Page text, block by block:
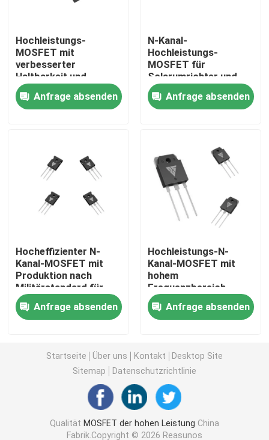
Neuigkeiten
Bitte um ein Angebot
Siliziumkarbid-MOSFET
MOSFET mit Superverbindung
Hochspannungs-MOSFET
Niederspannungs-MOSFET
IGBT mit hoher Leistung
Schottky-Sperrschichtdioden
Halbleiter mit hoher Leistung
Hochleistungs-
MOSFET mit
verbesserter
Haltbarkeit und
thermischer
Beständigkeit für
Anwendungen mit N-
Anfrage absenden
N-Kanal-
Hochleistungs-
MOSFET für
Solarumrichter und
Anfrage absenden
Hocheffizienter N-
Kanal-MOSFET mit
Produktion nach
Militärstandard für
Solarwechselrichteranwendungen
Anfrage absenden
Hochleistungs-N-
Kanal-MOSFET mit
hohem
Frequenzbereich,
niedrigem
Einschaltwiderstand
und hoher Effizienz für
Anfrage absenden
Startseite Über uns Kontakt
Desktop Site
Sitemap
Datenschutzrichtlinie
Qualität MOSFET der hohen Leistung China
Fabrik.Copyright © 2026 Reasunos